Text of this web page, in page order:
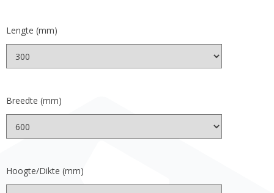
Lengte (mm)
Breedte (mm)
Hoogte/Dikte (mm)